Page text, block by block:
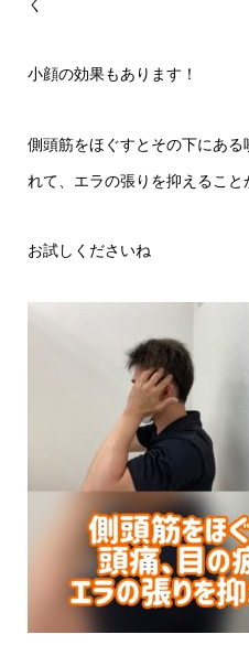
く
小顔の効果もあります！
側頭筋をほぐすとその下にあ
れて、エラの張りを抑えること
お試しくださいね